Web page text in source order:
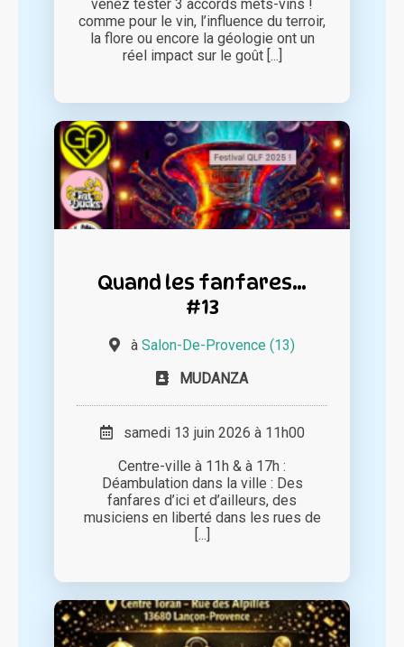
venez tester 3 accords mets-vins !
comme pour le vin, l’influence du terroir,
la flore ou encore la géologie ont un
réel impact sur le goût [...]
Quand les fanfares…
#13
à Salon-De-Provence (13)
MUDANZA
samedi 13 juin 2026 à 11h00
Centre-ville à 11h & à 17h :
Déambulation dans la ville : Des
fanfares d’ici et d’ailleurs, des
musiciens en liberté dans les rues de
[...]